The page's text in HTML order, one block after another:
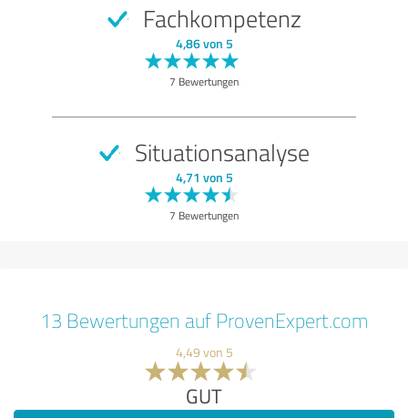
Fachkompetenz
4,86 von 5
7 Bewertungen
Situationsanalyse
4,71 von 5
7 Bewertungen
13 Bewertungen auf ProvenExpert.com
4,49 von 5
GUT